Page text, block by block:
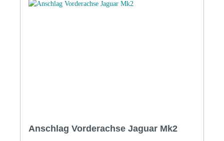
Anschlag Vorderachse Jaguar Mk2